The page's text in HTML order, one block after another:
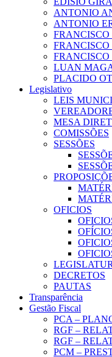
ANTONIO
ANTONIO
LUAN
PLACIDO
Legislativo
LEIS
MESA
COMISSÕES
SESSÕES
OFICIOS
DECRETOS
PAUTAS
Transparência
Gestão Fiscal
PCA –
RGF –
RGF –
PCM –